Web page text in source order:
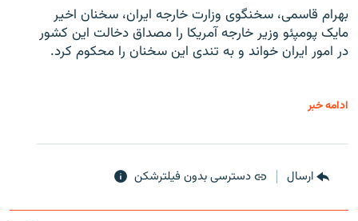
بهرام قاسمی، سخنگوی وزارت خارجه ایران، سخنان اخیر
مایک پومپئو وزیر خارجه آمریکا را مصداق دخالت این کشور
در امور ایران خواند و به تندی این سخنان را محکوم کرد.
ادامه خبر
ارسال دسترسی بدون فیلترشکن